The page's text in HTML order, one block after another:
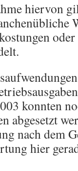
hiervon
konnten
abgesetzt
nach dem
hier